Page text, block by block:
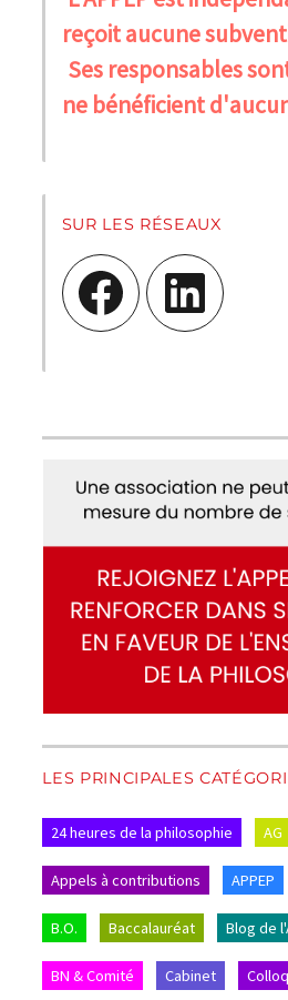
reçoit aucune
Ses responsables
ne bénéficient
SUR LES RÉSEAUX
Facebook LinkedIn
LES PRINCIPALES
24 heures de la philosophie AG
Appels à contributions APPEP
B.O. Baccalauréat Blog de
BN & Comité Cabinet